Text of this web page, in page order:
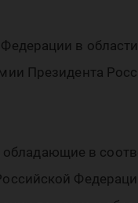
в области
Президента
в